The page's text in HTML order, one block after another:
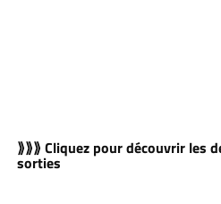
⟫⟫⟫ Cliquez pour découvrir les
sorties